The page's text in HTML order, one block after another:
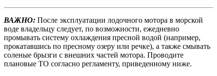
ВАЖНО: После эксплуатации лодочного мотора в морской
воде владельцу следует, по возможности, ежедневно
промывать систему охлаждения пресной водой (например,
прокатавшись по пресному озеру или речке), а также смывать
соленые брызги с внешних частей мотора. Проводите
плановые ТО согласно регламенту, приведенному ниже.